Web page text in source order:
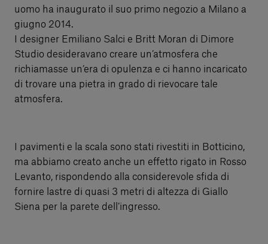
uomo ha inaugurato il suo primo negozio a Milano a
giugno 2014.
I designer Emiliano Salci e Britt Moran di Dimore
Studio desideravano creare un’atmosfera che
richiamasse un’era di opulenza e ci hanno incaricato
di trovare una pietra in grado di rievocare tale
atmosfera.
I pavimenti e la scala sono stati rivestiti in Botticino,
ma abbiamo creato anche un effetto rigato in Rosso
Levanto, rispondendo alla considerevole sfida di
fornire lastre di quasi 3 metri di altezza di Giallo
Siena per la parete dell’ingresso.